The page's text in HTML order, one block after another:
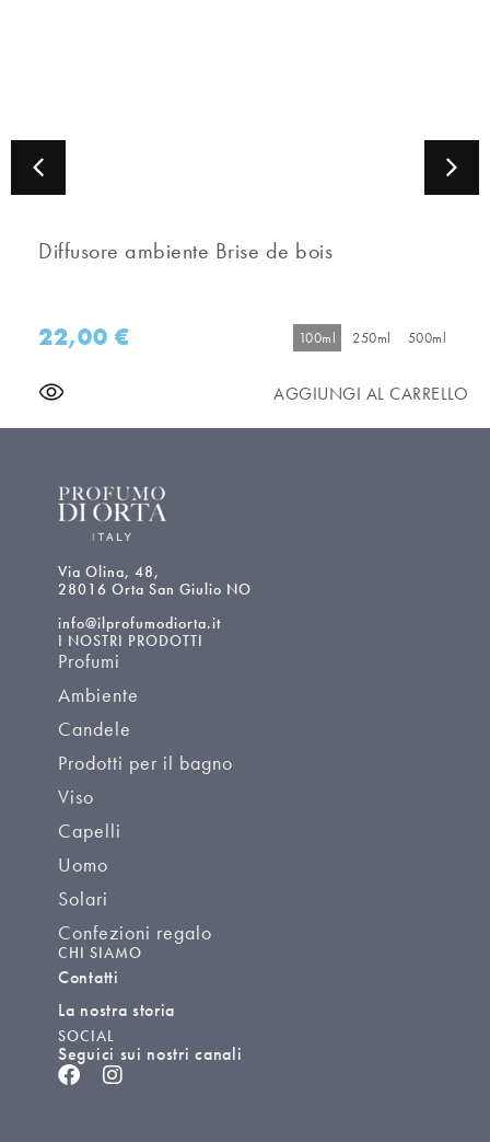
Diffusore ambiente Brise de bois
22,00€ 100ml 250ml 500ml
AGGIUNGI AL CARRELLO
Via Olina, 48,
28016 Orta San Giulio NO
info@ilprofumodiorta.it
I NOSTRI PRODOTTI
Profumi
Ambiente
Candele
Prodotti per il bagno
Viso
Capelli
Uomo
Solari
Confezioni regalo
CHI SIAMO
Contatti
La nostra storia
SOCIAL
Seguici sui nostri canali